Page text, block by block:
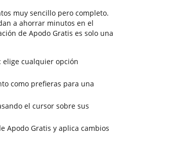
muy sencillo pero completo.
a ahorrar minutos en el
de Apodo Gratis es solo una
elige cualquier opción
como prefieras para una
el cursor sobre sus
Apodo Gratis y aplica cambios